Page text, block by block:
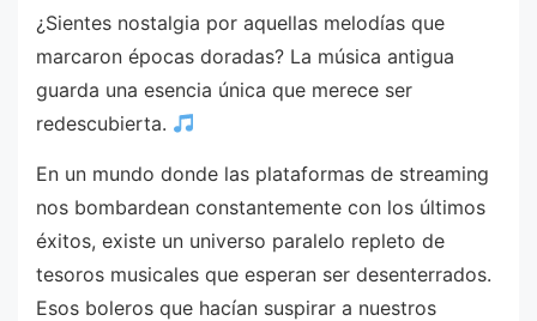
¿Sientes nostalgia por aquellas melodías que
marcaron épocas doradas? La música antigua
guarda una esencia única que merece ser
redescubierta.
En un mundo donde las plataformas de streaming
nos bombardean constantemente con los últimos
éxitos, existe un universo paralelo repleto de
tesoros musicales que esperan ser desenterrados.
Esos boleros que hacían suspirar a nuestros